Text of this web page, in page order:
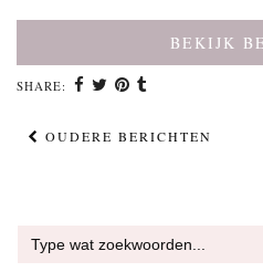
BEKIJK
SHARE:
OUDERE BERICHTEN
naar: